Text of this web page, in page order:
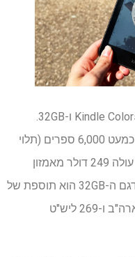
ישנם שני דגמים של Kindle Colorsoft 2026: 16GB ו-32GB.
בדקתי את דגם ה-16GB, שיכול להכיל כמעט 6,000 ספרים (תלוי
באורך, תמונות וכדומה). דגם ה-16GB עולה 249 דולר מאמזון
ארה"ב ו-239 ליש"ט מאמזון בריטניה. דגם ה-32GB הוא תוספת של
30$/30$, מה שהופך אותו ל-279$ בארה"ב ו-269 ליש"ט